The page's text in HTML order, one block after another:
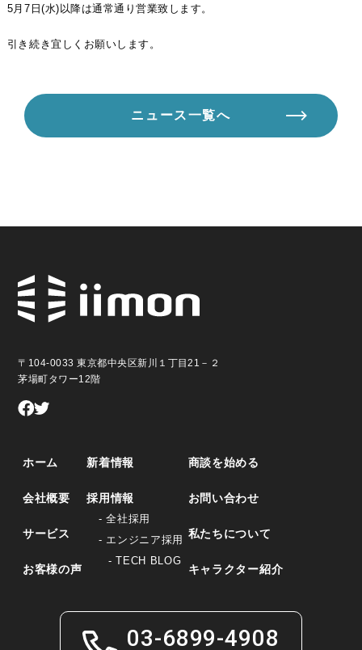
5月7日(水)以降は通常通り営業致します。
引き続き宜しくお願いします。
ニュース一覧へ
〒104-0033 東京都中央区新川１丁目21－２
茅場町タワー12階
ホーム
会社概要
サービス
お客様の声
新着情報
採用情報
- 全社採用
- エンジニア採用
- TECH BLOG
商談を始める
お問い合わせ
私たちについて
キャラクター紹介
03-6899-4908